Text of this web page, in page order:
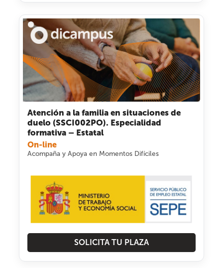
Atención a la familia en situaciones de
duelo (SSCI002PO). Especialidad
formativa – Estatal
On-line
Acompaña y Apoya en Momentos Difíciles
SOLICITA TU PLAZA